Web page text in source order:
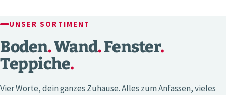
UNSER SORTIMENT
Boden.Wand.Fenster.
Teppiche.
Vier Worte, dein ganzes Zuhause. Alles zum Anfassen, vieles